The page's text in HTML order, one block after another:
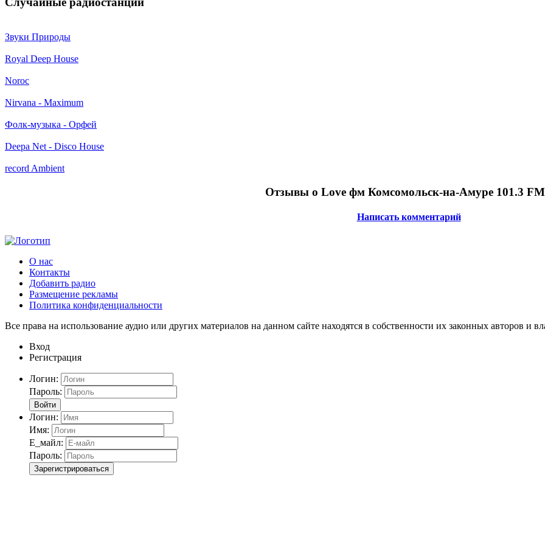
Звуки Природы
Royal Deep House
Noroc
Nirvana - Maximum
Фолк-музыка - Орфей
Deepa Net - Disco House
record Ambient
Отзывы о Love фм Комсомольск-на-Амуре 101.3
Написать комментарий
О нас
Контакты
Добавить радио
Размещение рекламы
Политика конфиденциальности
Все права на использование аудио или других материалов на данном сайте находятся в собственности их законных авторов и
Вход
Регистрация
Логин:
Пароль:
Войти
Логин:
Имя:
Е_майл:
Пароль:
Зарегистрироваться